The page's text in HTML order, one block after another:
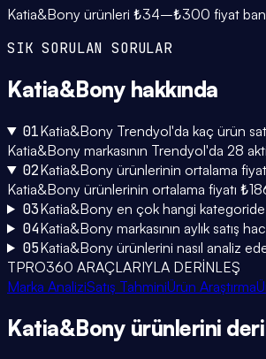
Katia&Bony ürünleri ₺34–₺300 fiyat
SIK SORULAN SORULAR
Katia&Bony hakkında
01Katia&Bony Trendyol'da kaç ürün
Katia&Bony markasının Trendyol'da 28
02Katia&Bony ürünlerinin ortalama
Katia&Bony ürünlerinin ortalama fiyatı
03Katia&Bony en çok hangi kategoride
04Katia&Bony markasının aylık satış
05Katia&Bony ürünlerini nasıl analiz
TPRO360 ARAÇLARIYLA DERİNLEŞ
Marka AnaliziSatış TahminiÜrün Araştırma
Katia&Bony ürünlerini